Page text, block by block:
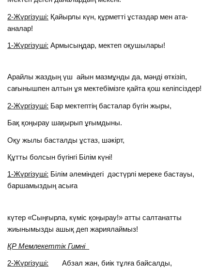
2-Жүргізуші: Қайырлы күн, құрметтi ұстаздар мен ата-
аналар!
1-Жүргізуші: Армысыңдар, мектеп оқушылары!
Арайлы жаздың үш айын мазмұнды да, мәнді өткізіп,
сағынышпен алтын ұя мектебімізге қайта қош келіпсіздер!
2-Жүргізуші: Бар мектептің басталар бүгін жыры,
Бақ қоңырау шақырып ұғымдыны.
Оқу жылы басталды ұстаз, шәкірт,
Құтты болсын бүгінгі Білім күні!
1-Жүргізуші: Білім әлеміндегі дәстүрлі мереке бастауы,
баршамыздың асыға
күтер «Сыңғырла, күміс қоңырау!» атты салтанатты
жиынымызды ашық деп жариялаймыз!
ҚР Мемлекеттік Гимні
2-Жүргізуші: Абзал жан, биік тұлға байсалды,